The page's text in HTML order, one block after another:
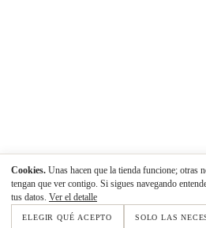
Cookies. Unas hacen que la tienda funcione; otras
tengan que ver contigo. Si sigues navegando
tus datos. Ver el detalle
ELEGIR QUÉ ACEPTO SOLO LAS